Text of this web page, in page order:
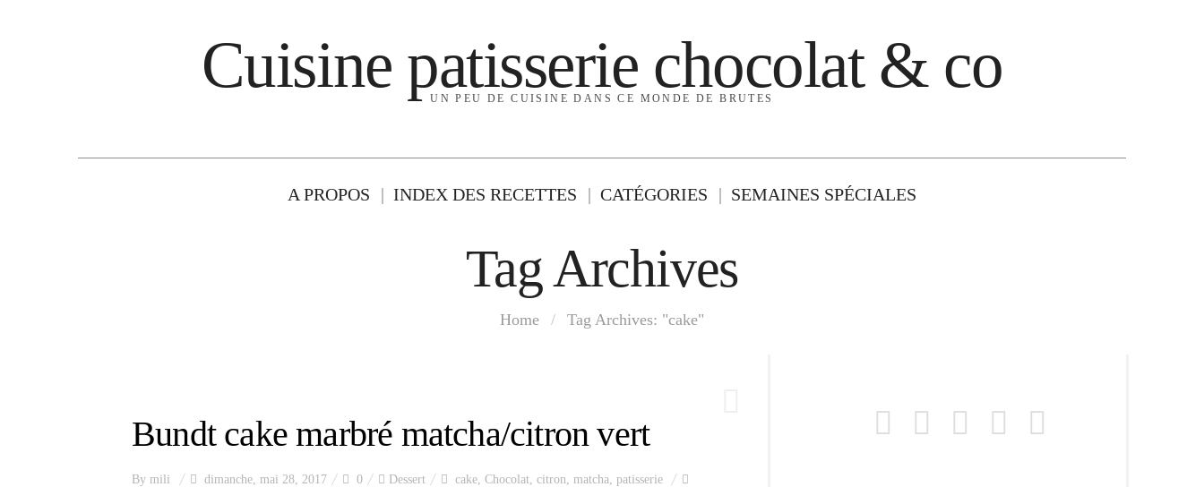
Cuisine patisserie chocolat & co
UN PEU DE CUISINE DANS CE MONDE DE BRUTES
A PROPOS INDEX DES RECETTES CATÉGORIES SEMAINES SPÉCIALES
Tag Archives
Home / Tag Archives: "cake"
Bundt cake marbré matcha/citron vert
By mili dimanche, mai 28, 2017 0 Dessert cake, Chocolat, citron, matcha, patisserie